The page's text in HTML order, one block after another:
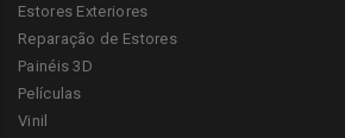
Estores Exteriores
Reparação de Estores
Painéis 3D
Películas
Vinil